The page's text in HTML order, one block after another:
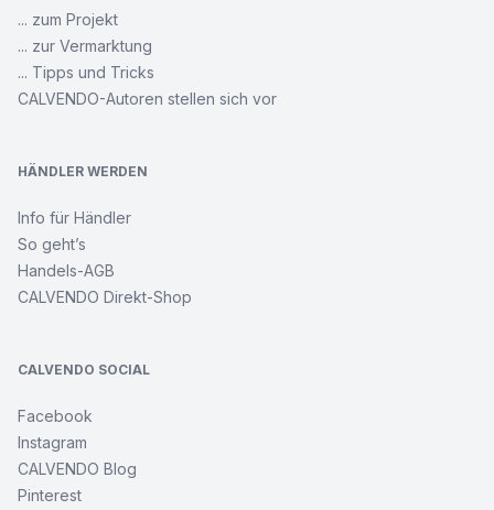
... zum Projekt
... zur Vermarktung
... Tipps und Tricks
CALVENDO-Autoren stellen sich vor
HÄNDLER WERDEN
Info für Händler
So geht’s
Handels-AGB
CALVENDO Direkt-Shop
CALVENDO SOCIAL
Facebook
Instagram
CALVENDO Blog
Pinterest